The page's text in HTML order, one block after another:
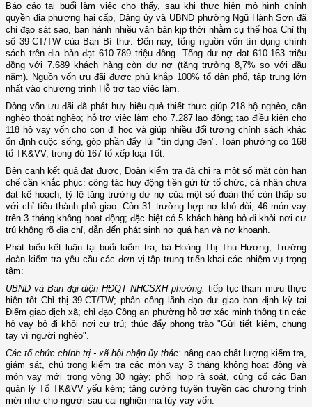
Báo cáo tại buổi làm việc cho thấy, sau khi thực hiện mô hình chính
quyền địa phương hai cấp, Đảng ủy và UBND phường Ngũ Hành Sơn đã
chỉ đạo sát sao, ban hành nhiều văn bản kịp thời nhằm cụ thể hóa Chỉ thị
số 39-CT/TW của Ban Bí thư. Đến nay, tổng nguồn vốn tín dụng chính
sách trên địa bàn đạt 610.789 triệu đồng. Tổng dư nợ đạt 610.163 triệu
đồng với 7.689 khách hàng còn dư nợ (tăng trưởng 8,7% so với đầu
năm). Nguồn vốn ưu đãi được phủ khắp 100% tổ dân phố, tập trung lớn
nhất vào chương trình Hỗ trợ tạo việc làm.
Dòng vốn ưu đãi đã phát huy hiệu quả thiết thực giúp 218 hộ nghèo, cận
nghèo thoát nghèo; hỗ trợ việc làm cho 7.287 lao động; tạo điều kiện cho
118 hộ vay vốn cho con đi học và giúp nhiều đối tượng chính sách khác
ổn định cuộc sống, góp phần đẩy lùi "tín dụng đen". Toàn phường có 168
tổ TK&VV, trong đó 167 tổ xếp loại Tốt.
Bên cạnh kết quả đạt được, Đoàn kiểm tra đã chỉ ra một số mặt còn hạn
chế cần khắc phục: công tác huy động tiền gửi từ tổ chức, cá nhân chưa
đạt kế hoạch; tỷ lệ tăng trưởng dư nợ của một số đoàn thể còn thấp so
với chỉ tiêu thành phố giao. Còn 31 trường hợp nợ khó đòi; 46 món vay
trên 3 tháng không hoạt động; đặc biệt có 5 khách hàng bỏ đi khỏi nơi cư
trú không rõ địa chỉ, dẫn đến phát sinh nợ quá hạn và nợ khoanh.
Phát biểu kết luận tại buổi kiểm tra, bà Hoàng Thị Thu Hương, Trưởng
đoàn kiểm tra yêu cầu các đơn vị tập trung triển khai các nhiệm vụ trọng
tâm:
UBND và Ban đại diện HĐQT NHCSXH phường: tiếp tục tham mưu thực
hiện tốt Chỉ thị 39-CT/TW; phân công lãnh đạo dự giao ban định kỳ tại
Điểm giao dịch xã; chỉ đạo Công an phường hỗ trợ xác minh thông tin các
hộ vay bỏ đi khỏi nơi cư trú; thúc đẩy phong trào "Gửi tiết kiệm, chung
tay vì người nghèo".
Các tổ chức chính trị - xã hội nhận ủy thác: nâng cao chất lượng kiểm tra,
giám sát, chú trọng kiểm tra các món vay 3 tháng không hoạt động và
món vay mới trong vòng 30 ngày; phối hợp rà soát, củng cố các Ban
quản lý Tổ TK&VV yếu kém; tăng cường tuyên truyền các chương trình
mới như cho người sau cai nghiện ma túy vay vốn.